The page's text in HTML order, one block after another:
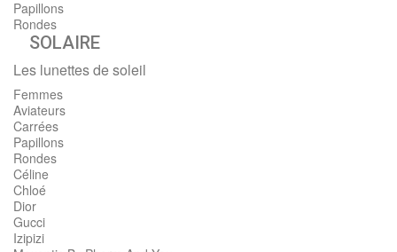
Papillons
Rondes
SOLAIRE
Les lunettes de soleil
Femmes
Aviateurs
Carrées
Papillons
Rondes
Céline
Chloé
Dior
Gucci
Izipizi